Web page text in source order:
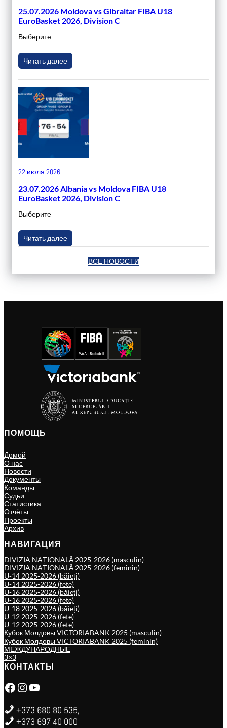
25.07.2026 Moldova vs Gibraltar FIBA U18
EuroBasket 2026, Division C
Выберите
Читать далее
22 июля 2026
23.07.2026 Albania vs Moldova FIBA U18
EuroBasket 2026, Division C
Выберите
Читать далее
ВСЕ НОВОСТИ
ПОМОЩЬ
Домой
О нас
Новости
Документы
Команды
Судьи
Статистика
Отчёты
Проекты
Архив
НАВИГАЦИЯ
DIVIZIA NAȚIONALĂ 2025-2026 (masculin)
DIVIZIA NAȚIONALĂ 2025-2026 (feminin)
U-14 2025-2026 (băieți)
U-14 2025-2026 (fete)
U-16 2025-2026 (băieți)
U-16 2025-2026 (fete)
U-18 2025-2026 (băieți)
U-12 2025-2026 (fete)
U-12 2025-2026 (fete)
Кубок Молдовы VICTORIABANK 2025 (masculin)
Кубок Молдовы VICTORIABANK 2025 (feminin)
МЕЖДУНАРОДНЫЕ
3×3
КОНТАКТЫ
Facebook Instagram YouTube
+373 680 80 535,
+373 697 40 000